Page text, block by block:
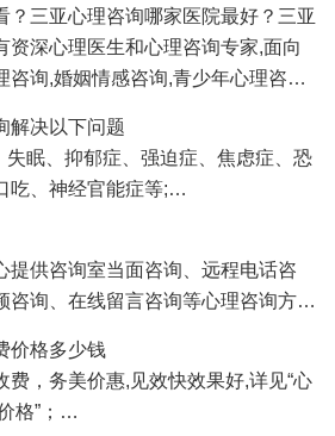
？三亚心理咨询哪家医院最好？三亚
资深心理医生和心理咨询专家,面向
咨询,婚姻情感咨询,青少年心理咨询,
您寻找三亚心理医生专家和三亚心
构的理想选择！
解决以下问题
失眠、抑郁症、强迫症、焦虑症、恐
吃、神经官能症等;
、情感咨询等;
孩子厌学、沉迷游戏、叛逆、早
虑、交往障碍、家庭教育咨询等;
际关系、职场压力、职业规划、情
期性教育、性心理障碍、以及心理
提供咨询室当面咨询、远程电话咨
咨询、在线留言咨询等心理咨询方
业有效的心理咨询服务。
务需要提前预约,详见"心理医生预约/
价格多少钱
费，务美价惠,见效快效果好,详见“心
格”；